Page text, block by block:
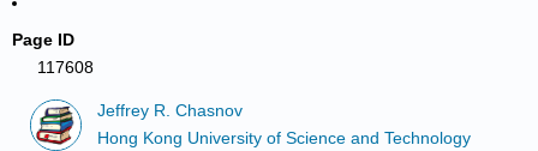
Page ID
117608
Jeffrey R. Chasnov
Hong Kong University of Science and Technology